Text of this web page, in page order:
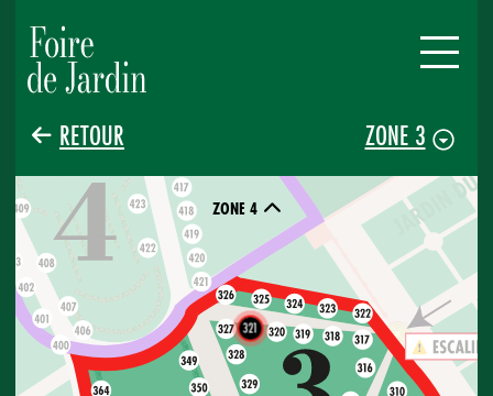
RETOUR ZONE 3
ZONE 4
321